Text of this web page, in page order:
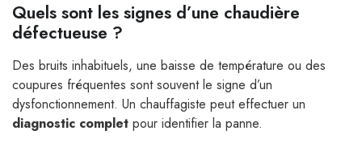
Quels sont les signes d’une chaudière
défectueuse ?
Des bruits inhabituels, une baisse de température ou des
coupures fréquentes sont souvent le signe d’un
dysfonctionnement. Un chauffagiste peut effectuer un
diagnostic complet pour identifier la panne.